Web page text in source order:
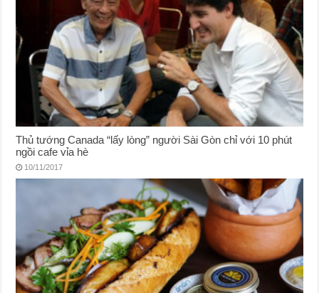
Thủ tướng Canada “lấy lòng” người Sài Gòn chỉ với 10 phút
ngồi cafe vỉa hè
10/11/2017